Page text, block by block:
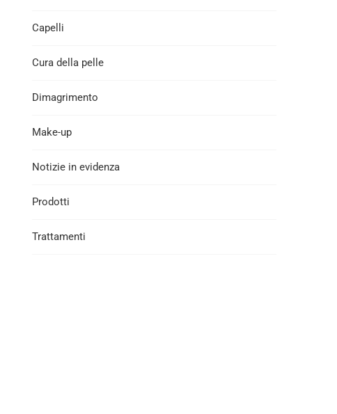
Capelli
Cura della pelle
Dimagrimento
Make-up
Notizie in evidenza
Prodotti
Trattamenti